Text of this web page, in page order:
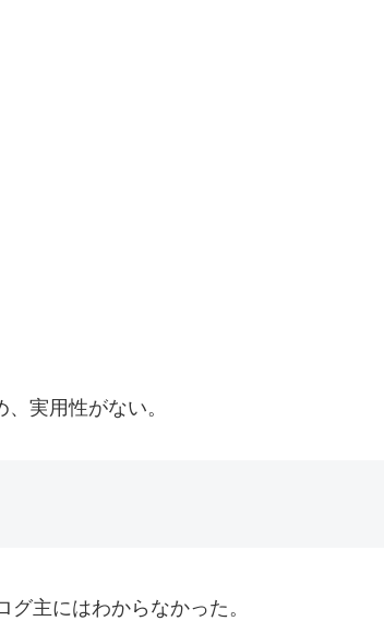
実用性がない。
主にはわからなかった。